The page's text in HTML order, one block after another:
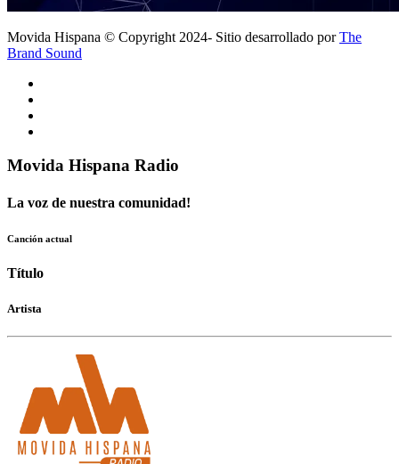
Movida Hispana © Copyright 2024- Sitio desarrollado porThe
Brand Sound
Movida Hispana Radio
La voz de nuestra comunidad!
Canción actual
Título
Artista